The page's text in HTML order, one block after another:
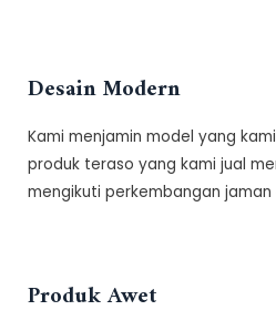
Desain Modern
Kami menjamin model yang
produk teraso yang kami jual
mengikuti perkembangan jaman
Produk Awet